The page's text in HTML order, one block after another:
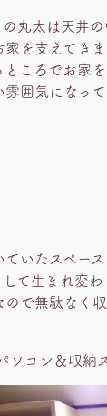
の丸太は天井
家を支えてき
ころでお家を
囲気になって
いたスペー
て生まれ変わ
で無駄なく
ソコン＆収納